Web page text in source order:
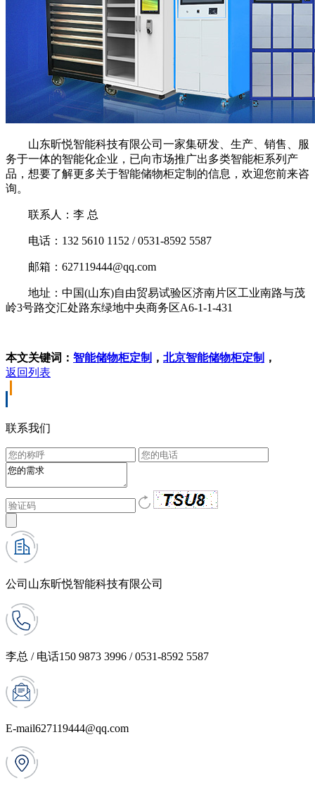
山东昕悦智能科技有限公司一家集研发、生产、销售、服
务于一体的智能化企业，已向市场推广出多类智能柜系列产
品，想要了解更多关于智能储物柜定制的信息，欢迎您前来咨
询。
联系人：李 总
电话：132 5610 1152 / 0531-8592 5587
邮箱：627119444@qq.com
地址：中国(山东)自由贸易试验区济南片区工业南路与茂
岭3号路交汇处路东绿地中央商务区A6-1-1-431
本文关键词： 智能储物柜定制 ， 北京智能储物柜定制 ，
返回列表
联系我们
公司 山东昕悦智能科技有限公司
李总 / 电话150 9873 3996 / 0531-8592 5587
E-mail627119444@qq.com